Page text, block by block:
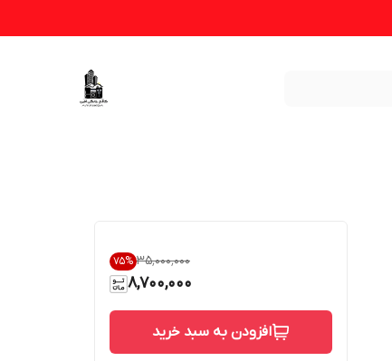
۳۵٬۰۰۰٬۰۰۰ 75%
8,700,000
افزودن به سبد خرید